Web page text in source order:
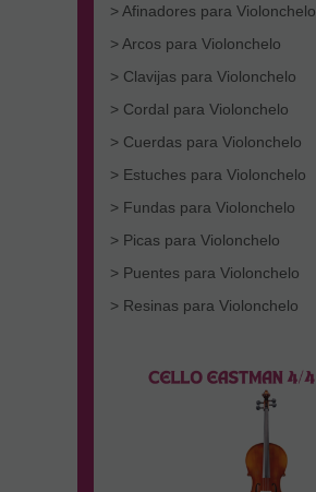
> Afinadores para Violonchelo
> Arcos para Violonchelo
> Clavijas para Violonchelo
> Cordal para Violonchelo
> Cuerdas para Violonchelo
> Estuches para Violonchelo
> Fundas para Violonchelo
> Picas para Violonchelo
> Puentes para Violonchelo
> Resinas para Violonchelo